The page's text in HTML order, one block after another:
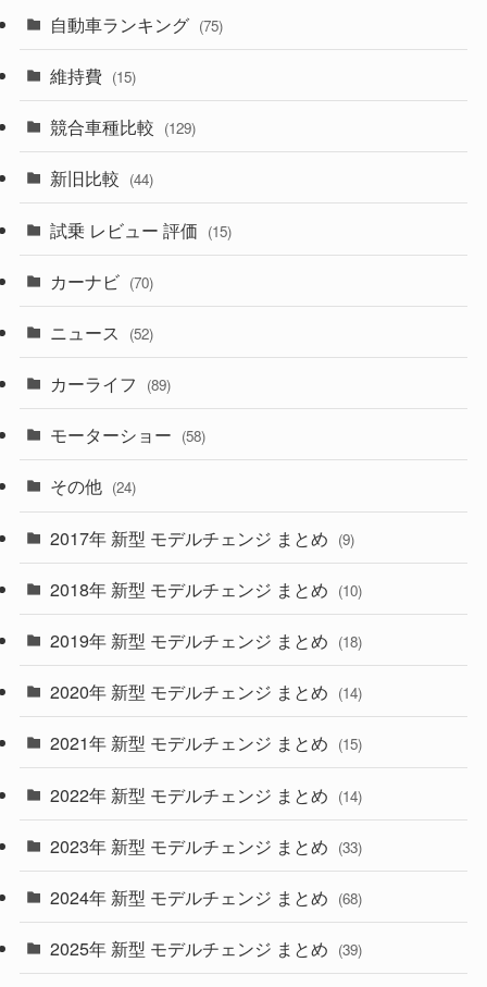
(357)
(328)
(194)
(230)
(253)
(242)
(85)
(84)
(14)
(222)
(50)
(43)
(6)
(9)
(4)
(30)
(27)
(58)
(28)
(27)
(26)
(33)
(10)
(35)
(10)
(9)
(22)
(4)
(9)
(8)
(3)
(3)
(5)
(1)
(21)
(5)
(7)
(5)
自動車ランキング (75)
維持費 (15)
競合車種比較 (129)
新旧比較 (44)
試乗 レビュー 評価 (15)
カーナビ (70)
ニュース (52)
カーライフ (89)
モーターショー (58)
その他 (24)
2017年 新型 モデルチェンジ まとめ (9)
2018年 新型 モデルチェンジ まとめ (10)
2019年 新型 モデルチェンジ まとめ (18)
2020年 新型 モデルチェンジ まとめ (14)
2021年 新型 モデルチェンジ まとめ (15)
2022年 新型 モデルチェンジ まとめ (14)
2023年 新型 モデルチェンジ まとめ (33)
2024年 新型 モデルチェンジ まとめ (68)
2025年 新型 モデルチェンジ まとめ (39)